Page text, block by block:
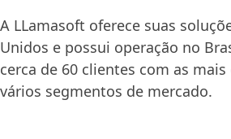
A LLamasoft oferece suas
Unidos e possui operação no
cerca de 60 clientes com as
vários segmentos de mercado.